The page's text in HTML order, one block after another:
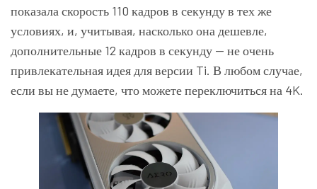
показала скорость 110 кадров в секунду в тех же
условиях, и, учитывая, насколько она дешевле,
дополнительные 12 кадров в секунду — не очень
привлекательная идея для версии Ti. В любом случае,
если вы не думаете, что можете переключиться на 4K.